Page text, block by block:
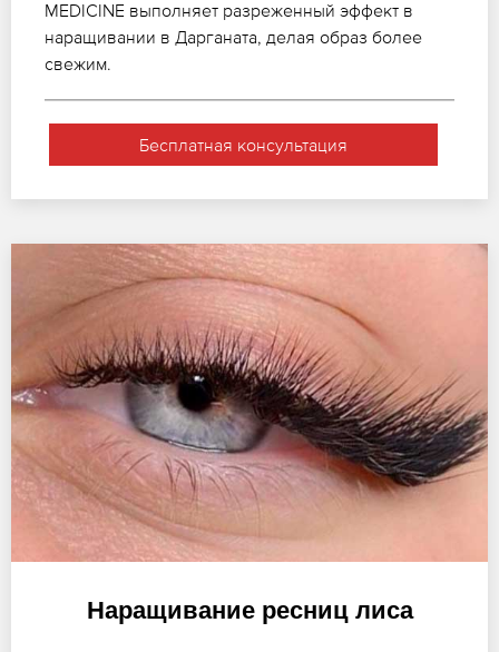
MEDICINE выполняет разреженный эффект в
наращивании в Дарганата, делая образ более
свежим.
Бесплатная консультация
Наращивание ресниц лиса